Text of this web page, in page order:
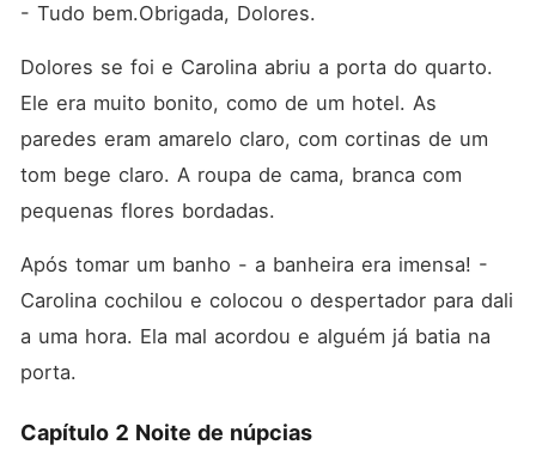
- Tudo bem.Obrigada, Dolores.
Dolores se foi e Carolina abriu a porta do quarto.
Ele era muito bonito, como de um hotel. As
paredes eram amarelo claro, com cortinas de um
tom bege claro. A roupa de cama, branca com
pequenas flores bordadas.
Após tomar um banho - a banheira era imensa! -
Carolina cochilou e colocou o despertador para dali
a uma hora. Ela mal acordou e alguém já batia na
porta.
Capítulo 2 Noite de núpcias